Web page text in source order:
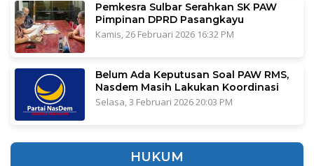
Pemkesra Sulbar Serahkan SK PAW
Pimpinan DPRD Pasangkayu
Kamis, 26 Februari 2026 16:32 PM
Belum Ada Keputusan Soal PAW RMS,
Nasdem Masih Lakukan Koordinasi
Selasa, 3 Februari 2026 20:03 PM
HUKUM